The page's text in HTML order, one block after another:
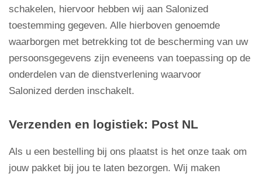
schakelen, hiervoor hebben wij aan Salonized
toestemming gegeven. Alle hierboven genoemde
waarborgen met betrekking tot de bescherming van uw
persoonsgegevens zijn eveneens van toepassing op de
onderdelen van de dienstverlening waarvoor
Salonized derden inschakelt.
Verzenden en logistiek: Post NL
Als u een bestelling bij ons plaatst is het onze taak om
jouw pakket bij jou te laten bezorgen. Wij maken